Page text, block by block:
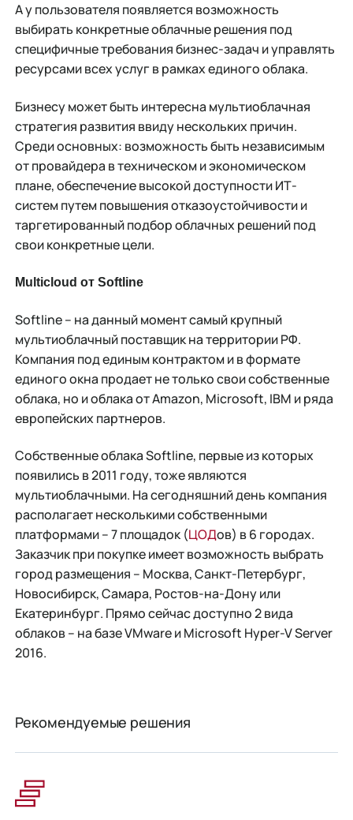
А у пользователя появляется возможность
выбирать конкретные облачные решения под
специфичные требования бизнес-задач и управлять
ресурсами всех услуг в рамках единого облака.
Бизнесу может быть интересна мультиоблачная
стратегия развития ввиду нескольких причин.
Среди основных: возможность быть независимым
от провайдера в техническом и экономическом
плане, обеспечение высокой доступности ИТ-
систем путем повышения отказоустойчивости и
таргетированный подбор облачных решений под
свои конкретные цели.
Multicloud от Softline
Softline – на данный момент самый крупный
мультиоблачный поставщик на территории РФ.
Компания под единым контрактом и в формате
единого окна продает не только свои собственные
облака, но и облака от Amazon, Microsoft, IBM и ряда
европейских партнеров.
Собственные облака Softline, первые из которых
появились в 2011 году, тоже являются
мультиоблачными. На сегодняшний день компания
располагает несколькими собственными
платформами – 7 площадок (ЦОДов) в 6 городах.
Заказчик при покупке имеет возможность выбрать
город размещения – Москва, Санкт-Петербург,
Новосибирск, Самара, Ростов-на-Дону или
Екатеринбург. Прямо сейчас доступно 2 вида
облаков – на базе VMware и Microsoft Hyper-V Server
2016.
Рекомендуемые решения